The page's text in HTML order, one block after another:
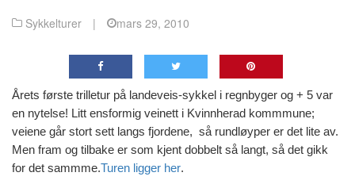
Sykkelturer | mars 29, 2010
Årets første trilletur på landeveis-sykkel i regnbyger og + 5 var
en nytelse! Litt ensformig veinett i Kvinnherad kommmune;
veiene går stort sett langs fjordene, så rundløyper er det lite av.
Men fram og tilbake er som kjent dobbelt så langt, så det gikk
for det sammme.Turen ligger her.